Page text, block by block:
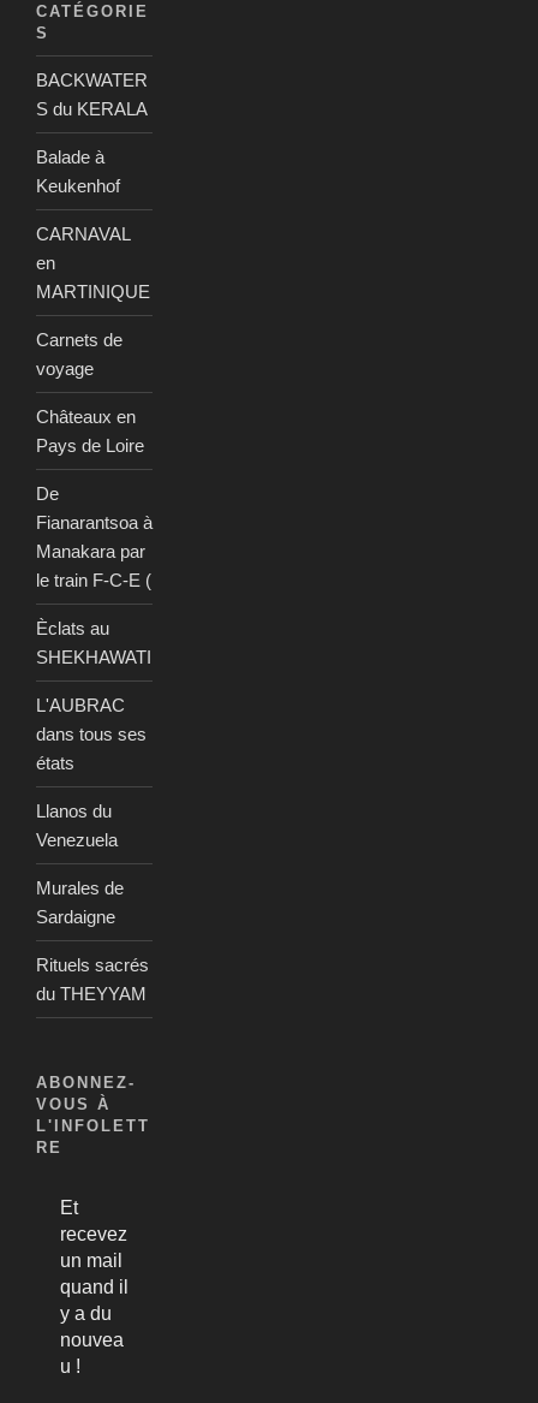
CATÉGORIE
S
BACKWATER
S du KERALA
Balade à
Keukenhof
CARNAVAL
en
MARTINIQUE
Carnets de
voyage
Châteaux en
Pays de Loire
De
Fianarantsoa à
Manakara par
le train F-C-E (
Èclats au
SHEKHAWATI
L'AUBRAC
dans tous ses
états
Llanos du
Venezuela
Murales de
Sardaigne
Rituels sacrés
du THEYYAM
ABONNEZ-
VOUS À
L'INFOLETT
RE
Et
recevez
un mail
quand il
y a du
nouvea
u !